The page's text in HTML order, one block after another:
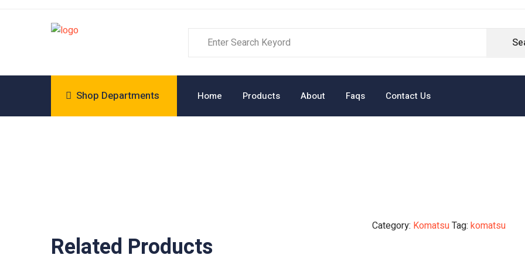
Shop Departments Home Products About Faqs Contact Us
Category: KomatsuTag: komatsu
Related Products